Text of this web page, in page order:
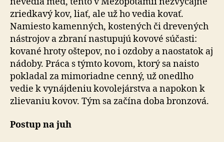
zriedkavý kov, liať, ale už ho vedia kovať.
Namiesto kamenných, kostených či drevených
nástrojov a zbraní nastupujú kovové súčasti:
kované hroty oštepov, no i ozdoby a naostatok aj
nádoby. Práca s týmto kovom, ktorý sa naisto
pokladal za mimoriadne cenný, už onedlho
vedie k vynájdeniu kovolejárstva a napokon k
zlievaniu kovov. Tým sa začína doba bronzová.
Postup na juh